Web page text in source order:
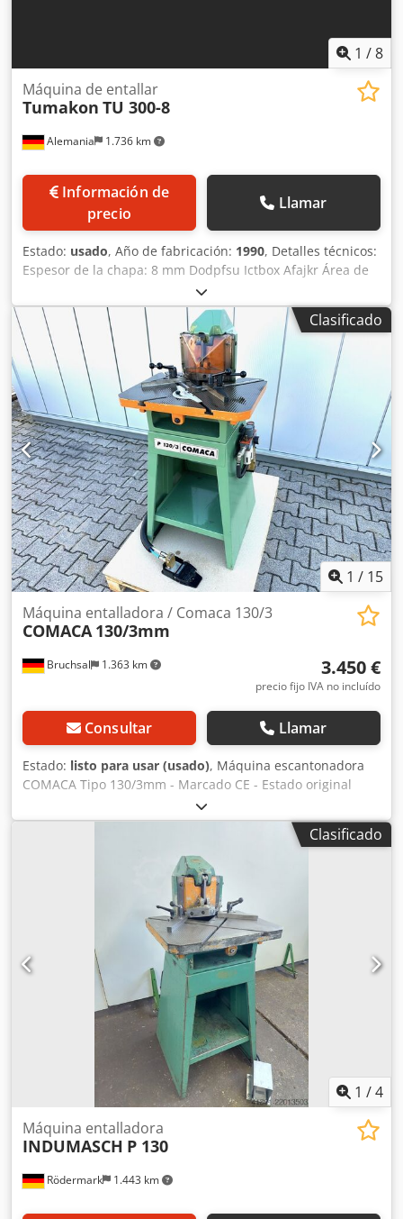
1 /8
Alemania 1.736 km
Máquina de entallar
Tumakon TU 300-8
Información de
precio
Llamar
Estado: usado, Año de fabricación: 1990, Detalles técnicos:
Espesor de la chapa: 8 mm Dodpfsu Ictbox Afajkr Área de
corte: 300 x 300 mm Tamaño de la mesa: 1100 x 900 mm
Tensión: 380 V / Hz Peso de la máquina aprox.: 1,7
toneladas Dimensiones de la máquina aprox. LxAnxAl: 1,3
x 1,2 x 1,5 m Para entallar segmentos de chapa a 90°,
funciona hidráulicamente. En la mesa se fijan 2 reglas de
300 mm desplazadas 90°. Ranura en T según DIN 680:
a=12mm, h=21mm, b=22mm, c=14mm con longitud = 1x
330mm y 2x 700mm Manejo mediante panel de control e
interruptor de pedal. *
Clasificado
1 / 15
Bruchsal 1.363 km
Máquina entalladora / Comaca 130/3
COMACA 130/3mm
3.450 €
precio fijo IVA no incluído
Consultar Llamar
Estado: listo para usar (usado), Máquina escantonadora
COMACA Tipo 130/3mm - Marcado CE - Estado original
bien mantenido - Ángulo de corte: 90 grados - Mesa de
trabajo: 600x460mm - Capacidad de corte: 130mm -
Capacidad de corte: 3mm de espesor de chapa - Carrera:
50-60 ciclos por minuto - Mesa de trabajo con ranuras en T
/ escala / topes angulares ajustables Dkodpfjy T I Ngjx
Afaer - Pedal de pie - Dispositivo de seguridad
Dimensiones (LxAnxAl): 0,7x0,7x1,3 metros / Peso: 250 kg
Errores u omisiones reservados.
Clasificado
1 /4
Rödermark 1.443 km
Máquina entalladora
INDUMASCH P 130